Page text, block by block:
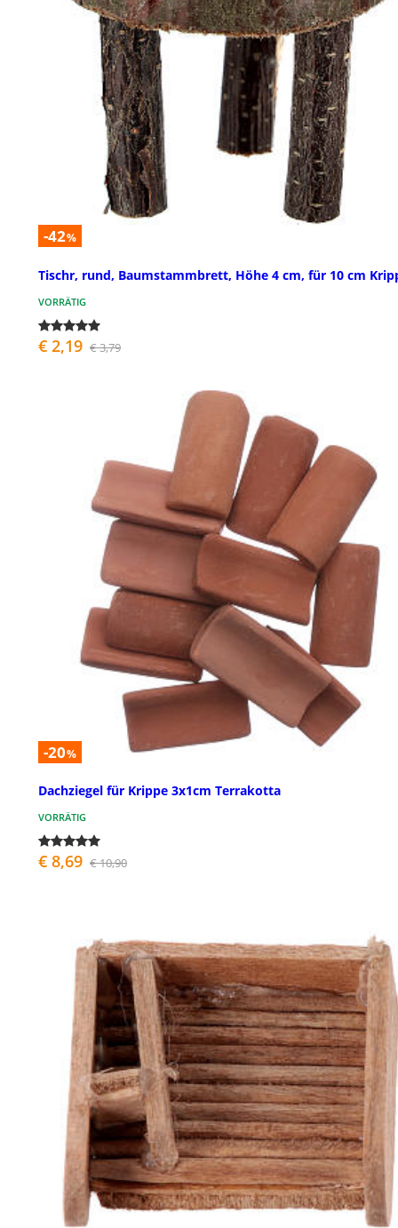
-42%
Tischr, rund, Baumstammbrett, Höhe 4 cm, für 10 cm
VORRÄTIG
€ 2,19 € 3,79
-20%
Dachziegel für Krippe 3x1cm Terrakotta
VORRÄTIG
€ 8,69 € 10,90